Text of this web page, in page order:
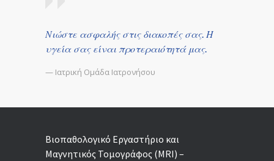
Νιώστε ασφαλής στις διακοπές σας. Η
υγεία σας είναι προτεραιότητά μας.
— Ιατρική Ομάδα Ιατρονήσου
Βιοπαθολογικό Εργαστήριο και
Μαγνητικός Τομογράφος (MRI) –